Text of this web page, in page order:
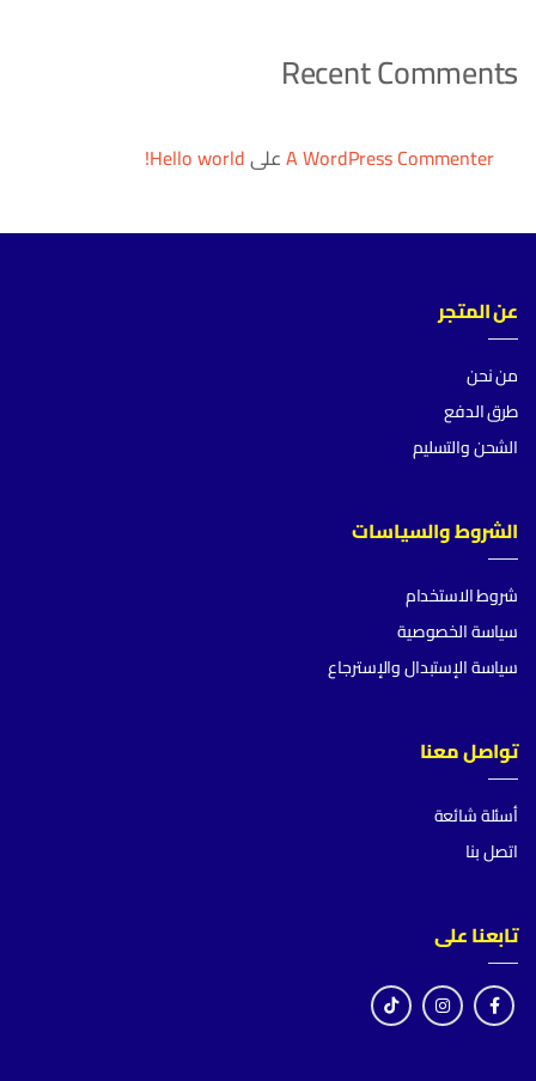
Recent Comments
A WordPress CommenterعلىHello world!
عن المتجر
من نحن
طرق الدفع
الشحن والتسليم
الشروط والسياسات
شروط الاستخدام
سياسة الخصوصية
سياسة الإستبدال والإسترجاع
تواصل معنا
أسئلة شائعة
اتصل بنا
تابعنا على